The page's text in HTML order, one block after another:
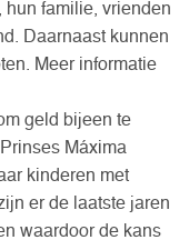
hun familie, vrienden
Daarnaast kunnen
Meer informatie
geld bijeen te
Máxima
kinderen met
er de laatste jaren
waardoor de kans